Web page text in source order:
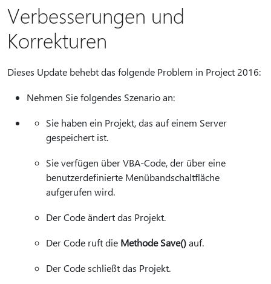
Verbesserungen und
Korrekturen
Dieses Update behebt das folgende Problem in Project 2016:
Nehmen Sie folgendes Szenario an:
Sie haben ein Projekt, das auf einem Server
gespeichert ist.
Sie verfügen über VBA-Code, der über eine
benutzerdefinierte Menübandschaltfläche
aufgerufen wird.
Der Code ändert das Projekt.
Der Code ruft die Methode Save()auf.
Der Code schließt das Projekt.